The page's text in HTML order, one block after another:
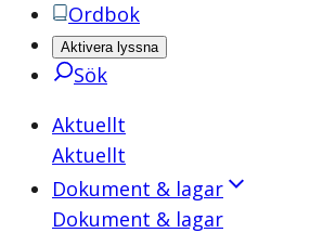
Ordbok
Aktivera lyssna
Sök
Aktuellt
Aktuellt
Dokument & lagar
Dokument & lagar